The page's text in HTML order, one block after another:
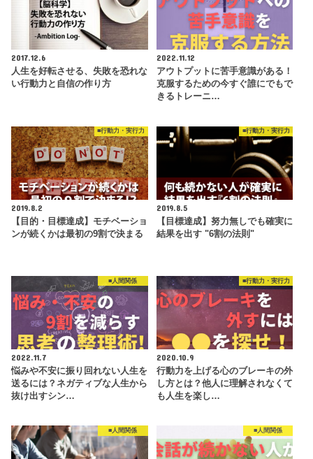
2017.12.6
人生を好転させる、失敗を恐れな
い行動力と自信の作り方
2022.11.12
アウトプットに苦手意識がある！
克服するための今すぐ誰にでもで
きるトレーニ…
■行動力・実行力
2019.8.2
【目的・目標達成】モチベーショ
ンが続くかは最初の9割で決まる
■行動力・実行力
2019.8.5
【目標達成】努力無しでも確実に
結果を出す "6割の法則"
■人間関係
2022.11.7
悩みや不安に振り回れない人生を
送るには？ネガティブな人生から
抜け出すシン…
■行動力・実行力
2020.10.9
行動力を上げる心のブレーキの外
し方とは？他人に理解されなくて
も人生を楽し…
■人間関係 ■人間関係